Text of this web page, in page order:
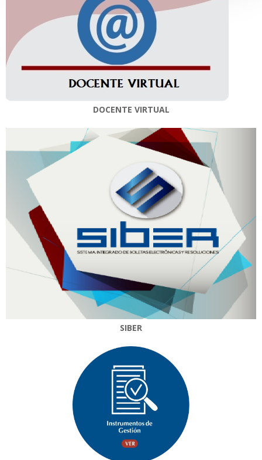
DOCENTE VIRTUAL
SIBER